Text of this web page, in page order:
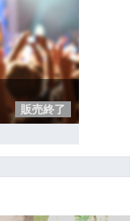
販売終了